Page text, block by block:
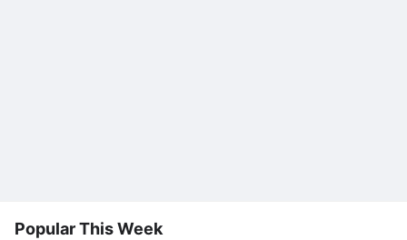
Popular This Week